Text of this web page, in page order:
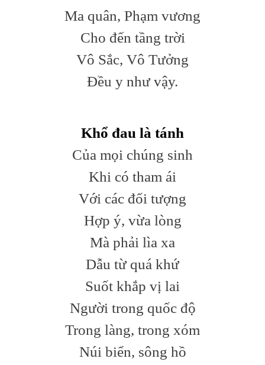
Ma quân, Phạm vương
Cho đến tầng trời
Vô Sắc, Vô Tưởng
Đều y như vậy.
Khổ đau là tánh
Của mọi chúng sinh
Khi có tham ái
Với các đối tượng
Hợp ý, vừa lòng
Mà phải lìa xa
Dẫu từ quá khứ
Suốt khắp vị lai
Người trong quốc độ
Trong làng, trong xóm
Núi biển, sông hồ